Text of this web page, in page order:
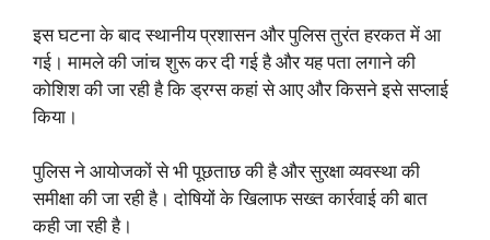
इस घटना के बाद स्थानीय प्रशासन और पुलिस तुरंत हरकत में आ
गई। मामले की जांच शुरू कर दी गई है और यह पता लगाने की
कोशिश की जा रही है कि ड्रग्स कहां से आए और किसने इसे सप्लाई
किया।
पुलिस ने आयोजकों से भी पूछताछ की है और सुरक्षा व्यवस्था की
समीक्षा की जा रही है। दोषियों के खिलाफ सख्त कार्रवाई की बात
कही जा रही है।